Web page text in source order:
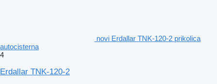
novi Erdallar TNK-120-2 prikolica
autocisterna
4
Erdallar TNK-120-2